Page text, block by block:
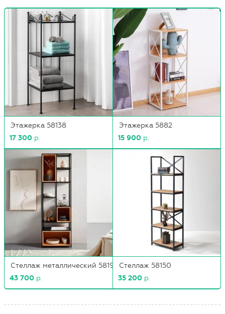
Этажерка 58138
17 300 р.
Этажерка 5882
15 900 р.
Стеллаж металлический 5819
43 700 р.
Стеллаж 58150
35 200 р.